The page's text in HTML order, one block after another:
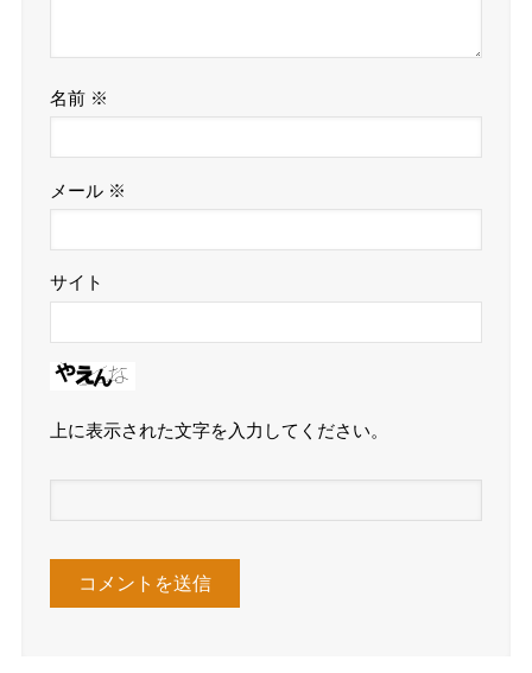
名前 ※
メール ※
サイト
上に表示された文字を入力してください。